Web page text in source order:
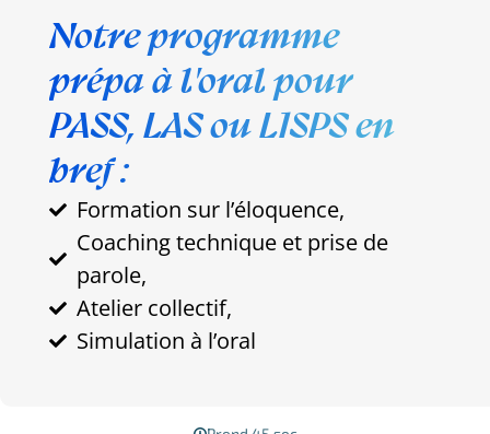
Notre programme
prépa à l'oral pour
PASS, LAS ou L1SPS en
bref :
Formation sur l’éloquence,
Coaching technique et prise de
parole,
Atelier collectif,
Simulation à l’oral